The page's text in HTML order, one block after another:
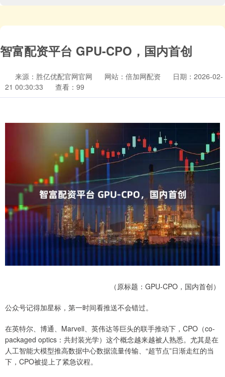
智富配资平台 GPU-CPO，国内首创
来源：胜亿优配官网官网 网站：倍加网配资
日期：2026-02-
21 00:30:33
查看：99
（原标题：GPU-CPO，国内首创）
公众号记得加星标，第一时间看推送不会错过。
在英特尔、博通、Marvell、英伟达等巨头的联手推动下，CPO（co-
packaged optics：共封装光学）这个概念越来越被人熟悉。尤其是在
人工智能大模型推高数据中心数据流量传输、“超节点”日渐走红的当
下，CPO被提上了紧急议程。